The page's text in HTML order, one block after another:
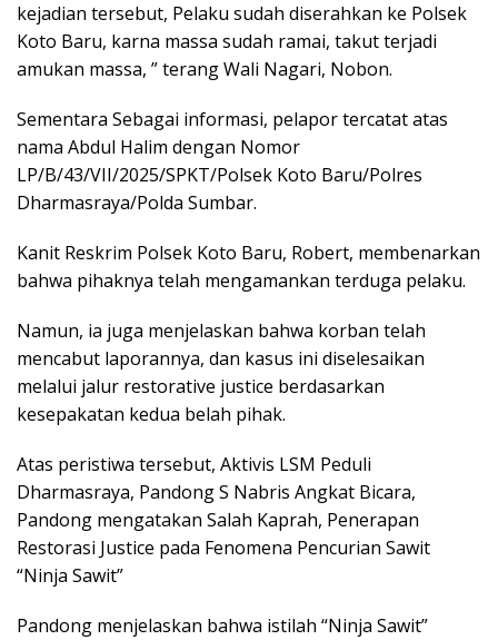
kejadian tersebut, Pelaku sudah diserahkan ke Polsek
Koto Baru, karna massa sudah ramai, takut terjadi
amukan massa, ” terang Wali Nagari, Nobon.
Sementara Sebagai informasi, pelapor tercatat atas
nama Abdul Halim dengan Nomor
LP/B/43/VII/2025/SPKT/Polsek Koto Baru/Polres
Dharmasraya/Polda Sumbar.
Kanit Reskrim Polsek Koto Baru, Robert, membenarkan
bahwa pihaknya telah mengamankan terduga pelaku.
Namun, ia juga menjelaskan bahwa korban telah
mencabut laporannya, dan kasus ini diselesaikan
melalui jalur restorative justice berdasarkan
kesepakatan kedua belah pihak.
Atas peristiwa tersebut, Aktivis LSM Peduli
Dharmasraya, Pandong S Nabris Angkat Bicara,
Pandong mengatakan Salah Kaprah, Penerapan
Restorasi Justice pada Fenomena Pencurian Sawit
“Ninja Sawit”
Pandong menjelaskan bahwa istilah “Ninja Sawit”